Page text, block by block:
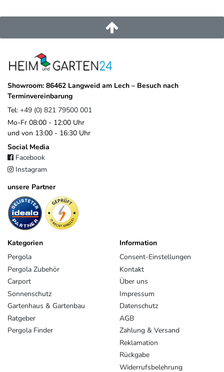
Showroom: 86462 Langweid am Lech – Besuch nach
Terminvereinbarung
Tel: +49 (0) 821 79500 001
Mo-Fr 08:00 - 12:00 Uhr
und von 13:00 - 16:30 Uhr
Social Media
Facebook
Instagram
unsere Partner
Kategorien
Pergola
Pergola Zubehör
Carport
Sonnenschutz
Gartenhaus & Gartenbau
Ratgeber
Pergola Finder
Information
Consent-Einstellungen
Kontakt
Über uns
Impressum
Datenschutz
AGB
Zahlung & Versand
Reklamation
Rückgabe
Widerrufsbelehrung